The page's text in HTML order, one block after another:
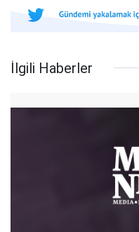
İlgili Haberler